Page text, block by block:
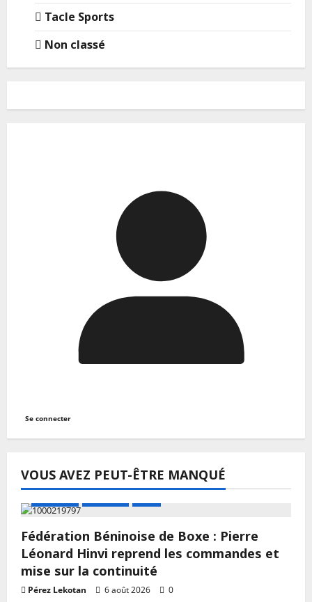
Tacle Sports
Non classé
Se connecter
VOUS AVEZ PEUT-ÊTRE MANQUÉ
Fédération Béninoise de Boxe : Pierre
Léonard Hinvi reprend les commandes et
mise sur la continuité
Pérez Lekotan 6 août 2026
0